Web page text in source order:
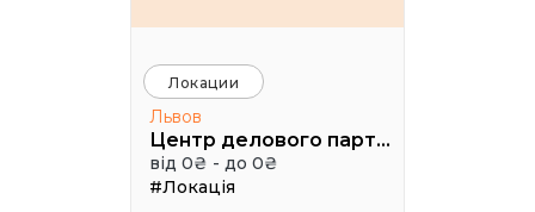
Локации
Львов
Центр делового партнерства
від 0₴ - до 0₴
#Локація